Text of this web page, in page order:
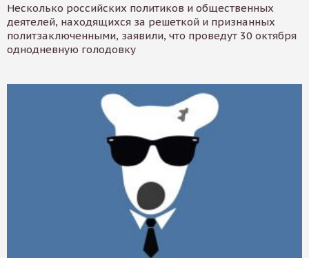
Несколько российских политиков и общественных
деятелей, находящихся за решеткой и признанных
политзаключенными, заявили, что проведут 30 октября
однодневную голодовку